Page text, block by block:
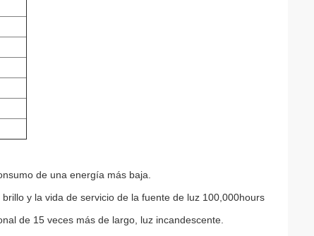
de una energía más baja.
y la vida de servicio de la fuente de luz 100,000hours
de 15 veces más de largo, luz incandescente.